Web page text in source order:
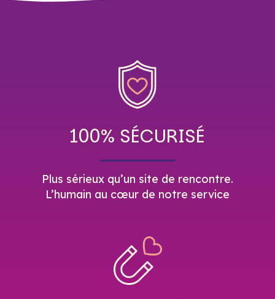
100% SÉCURISÉ
Plus sérieux qu’un site de rencontre.
L’humain au cœur de notre service